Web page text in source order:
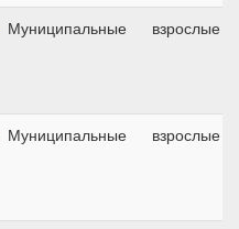
Муниципальные взрослые
Муниципальные взрослые